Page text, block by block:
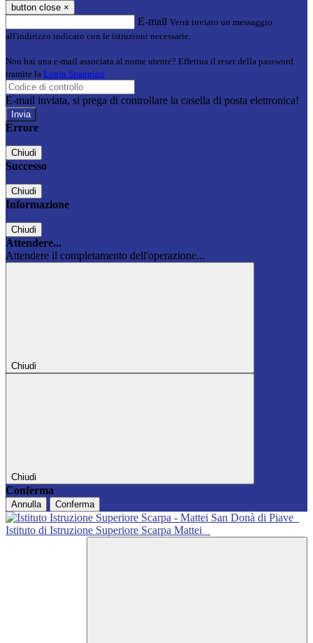
button close ×
E-mail Verrà inviato un messaggio
all'indirizzo indicato con le istruzioni necessarie.
Non hai una e-mail associata al nome utente? Effettua il reset della password
tramite la Login Spaggiari
E-mail inviata, si prega di controllare la casella di posta elettronica!
Errore
Chiudi
Successo
Chiudi
Informazione
Chiudi
Attendere...
Attendere il completamento dell'operazione...
Chiudi
Chiudi
Conferma
Annulla Conferma
Istituto di Istruzione Superiore Scarpa Mattei